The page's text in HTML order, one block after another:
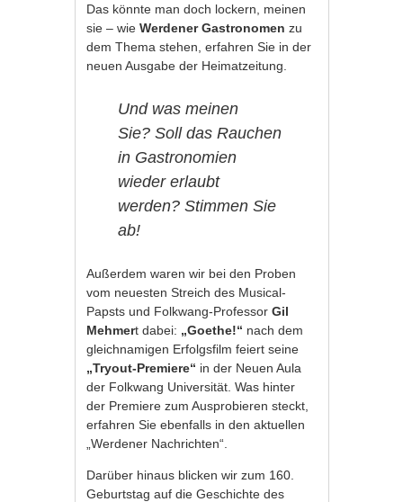
Das könnte man doch lockern, meinen
sie – wieWerdener Gastronomen zu
dem Thema stehen, erfahren Sie in der
neuen Ausgabe der Heimatzeitung.
Und was meinen
Sie? Soll das Rauchen
in Gastronomien
wieder erlaubt
werden? Stimmen Sie
ab!
Außerdem waren wir bei den Proben
vom neuesten Streich des Musical-
Papsts und Folkwang-ProfessorGil
Mehmert dabei: „Goethe!“ nach dem
gleichnamigen Erfolgsfilm feiert seine
„Tryout-Premiere“ in der Neuen Aula
der Folkwang Universität. Was hinter
der Premiere zum Ausprobieren steckt,
erfahren Sie ebenfalls in den aktuellen
„Werdener Nachrichten“.
Darüber hinaus blicken wir zum 160.
Geburtstag auf die Geschichte des